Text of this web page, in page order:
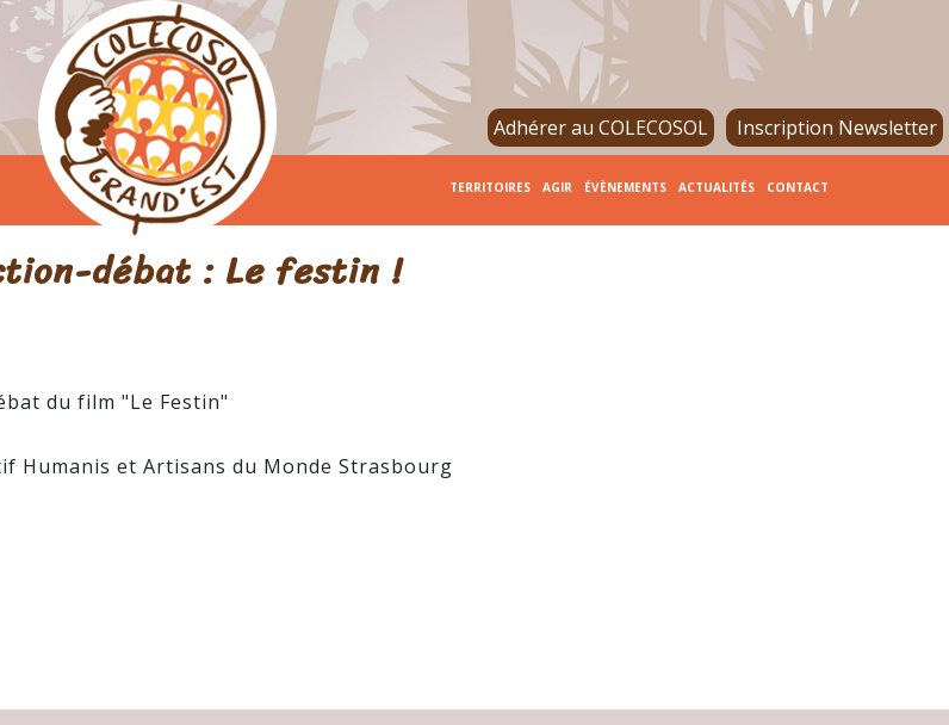
TERRITOIRES AGIR ÉVÈNEMENTS ACTUALITÉS CONTACT
Adhérer au COLECOSOL Inscription Newsletter
débat : Le festin !
du film "Le Festin"
Humanis et Artisans du Monde Strasbourg